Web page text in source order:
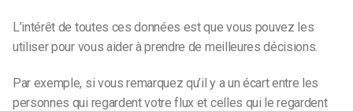
L’intérêt de toutes ces données est que vous pouvez les
utiliser pour vous aider à prendre de meilleures décisions.
Par exemple, si vous remarquez qu’il y a un écart entre les
personnes qui regardent votre flux et celles qui le regardent